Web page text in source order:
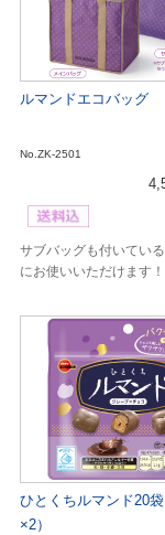
ルマンドエコバッグ
No.ZK-2501
サブバッグも付いてい
にお使いいただけます！
ひとくちルマンド20
×2）